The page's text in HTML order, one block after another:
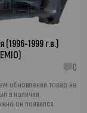
1999 г.в.)
0
обновлении товар не
в наличии.
он появился.